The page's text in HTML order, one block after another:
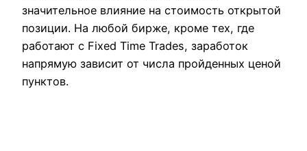
значительное влияние на стоимость открытой
позиции. На любой бирже, кроме тех, где
работают с Fixed Time Trades, заработок
напрямую зависит от числа пройденных ценой
пунктов.